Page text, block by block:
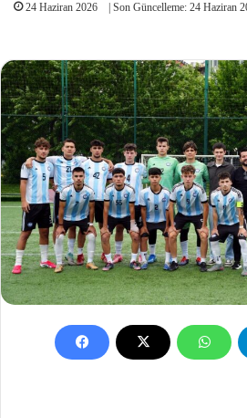
24 Haziran 2026 | Son Güncelleme: 24 Haziran